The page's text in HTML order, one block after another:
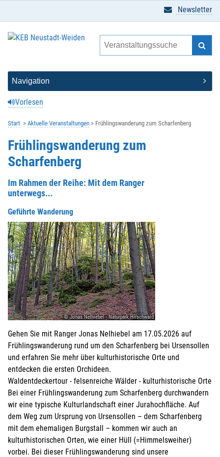
Vorlesen
Newsletter
Start Aktuelle Veranstaltungen Frühlingswanderung zum Scharfenberg
Frühlingswanderung zum
Scharfenberg
Im Rahmen der Reihe: Mit dem Ranger
unterwegs...
Geführte Wanderung
© Jonas Nelhiebel - Naturpark Hirschwald
Gehen Sie mit Ranger Jonas Nelhiebel am 17.05.2026 auf
Frühlingswanderung rund um den Scharfenberg bei Ursensollen
und erfahren Sie mehr über kulturhistorische Orte und
entdecken die ersten Orchideen.
Waldentdeckertour - felsenreiche Wälder - kulturhistorische Orte
Bei einer Frühlingswanderung zum Scharfenberg durchwandern
wir eine typische Kulturlandschaft einer Jurahochfläche. Auf
dem Weg zum Ursprung von Ursensollen – dem Scharfenberg
mit dem ehemaligen Burgstall – kommen wir auch an
kulturhistorischen Orten, wie einer Hüll (=Himmelsweiher)
vorbei. Bei dieser Frühlingswanderung sind unsere